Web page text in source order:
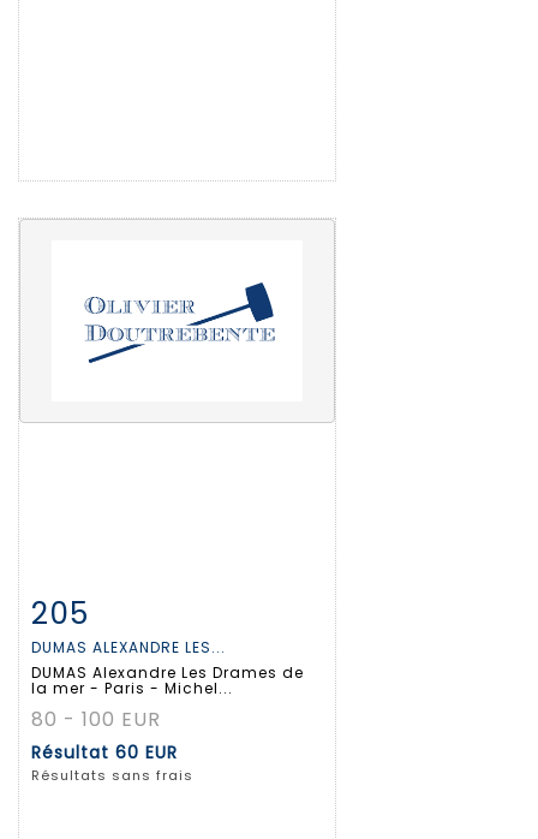
Fiche détaillée
205
DUMAS ALEXANDRE LES...
DUMAS Alexandre Les Drames de
la mer - Paris - Michel...
80 - 100 EUR
Résultat 60 EUR
Résultats sans frais